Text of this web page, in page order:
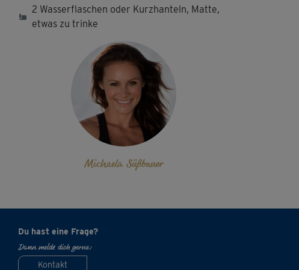
2 Wasserflaschen oder Kurzhanteln, Matte,
etwas zu trinke
Michaela Süßbauer
Du hast eine Frage?
Dann melde dich gerne:
Kontakt